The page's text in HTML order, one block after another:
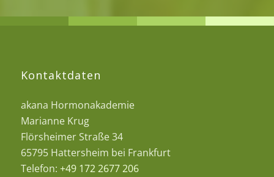
Kontaktdaten
akana Hormonakademie
Marianne Krug
Flörsheimer Straße 34
65795 Hattersheim bei Frankfurt
Telefon: +49 172 2677 206